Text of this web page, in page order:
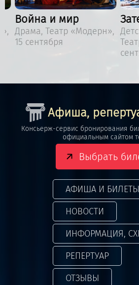
Война и мир
Драма, Театр «Модерн»,
15 сентября
Афиша,
Консьерж-сервис бронирования
официальным сайтом
Выбрать
АФИША И БИЛЕТЫ
НОВОСТИ
ИНФОРМАЦИЯ,
РЕПЕРТУАР
ОТЗЫВЫ